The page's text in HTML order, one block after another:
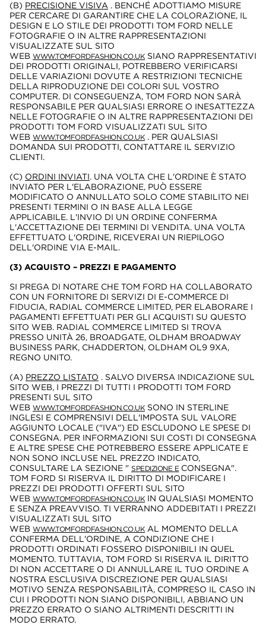
(B) PRECISIONE VISIVA . BENCHÉ ADOTTIAMO MISURE
PER CERCARE DI GARANTIRE CHE LA COLORAZIONE, IL
DESIGN E LO STILE DEI PRODOTTI TOM FORD NELLE
FOTOGRAFIE O IN ALTRE RAPPRESENTAZIONI
VISUALIZZATE SUL SITO
WEB WWW.TOMFORDFASHION.CO.UK SIANO RAPPRESENTATIVI
DEI PRODOTTI ORIGINALI, POTREBBERO VERIFICARSI
DELLE VARIAZIONI DOVUTE A RESTRIZIONI TECNICHE
DELLA RIPRODUZIONE DEI COLORI SUL VOSTRO
COMPUTER. DI CONSEGUENZA, TOM FORD NON SARÀ
RESPONSABILE PER QUALSIASI ERRORE O INESATTEZZA
NELLE FOTOGRAFIE O IN ALTRE RAPPRESENTAZIONI DEI
PRODOTTI TOM FORD VISUALIZZATI SUL SITO
WEB WWW.TOMFORDFASHION.CO.UK . PER QUALSIASI
DOMANDA SUI PRODOTTI, CONTATTARE IL SERVIZIO
CLIENTI.
(C) ORDINI INVIATI. UNA VOLTA CHE L'ORDINE È STATO
INVIATO PER L'ELABORAZIONE, PUÒ ESSERE
MODIFICATO O ANNULLATO SOLO COME STABILITO NEI
PRESENTI TERMINI O IN BASE ALLA LEGGE
APPLICABILE. L'INVIO DI UN ORDINE CONFERMA
L'ACCETTAZIONE DEI TERMINI DI VENDITA. UNA VOLTA
EFFETTUATO L'ORDINE, RICEVERAI UN RIEPILOGO
DELL'ORDINE VIA E-MAIL.
(3) ACQUISTO – PREZZI E PAGAMENTO
SI PREGA DI NOTARE CHE TOM FORD HA COLLABORATO
CON UN FORNITORE DI SERVIZI DI E-COMMERCE DI
FIDUCIA, RADIAL COMMERCE LIMITED, PER ELABORARE I
PAGAMENTI EFFETTUATI PER GLI ACQUISTI SU QUESTO
SITO WEB. RADIAL COMMERCE LIMITED SI TROVA
PRESSO UNITÀ 26, BROADGATE, OLDHAM BROADWAY
BUSINESS PARK, CHADDERTON, OLDHAM OL9 9XA,
REGNO UNITO.
(A) PREZZO LISTATO . SALVO DIVERSA INDICAZIONE SUL
SITO WEB, I PREZZI DI TUTTI I PRODOTTI TOM FORD
PRESENTI SUL SITO
WEB WWW.TOMFORDFASHION.CO.UK SONO IN STERLINE
INGLESI E COMPRENSIVI DELL'IMPOSTA SUL VALORE
AGGIUNTO LOCALE ("IVA") ED ESCLUDONO LE SPESE DI
CONSEGNA. PER INFORMAZIONI SUI COSTI DI CONSEGNA
E ALTRE SPESE CHE POTREBBERO ESSERE APPLICATE E
NON SONO INCLUSE NEL PREZZO INDICATO,
CONSULTARE LA SEZIONE " SPEDIZIONE ECONSEGNA".
TOM FORD SI RISERVA IL DIRITTO DI MODIFICARE I
PREZZI DEI PRODOTTI OFFERTI SUL SITO
WEB WWW.TOMFORDFASHION.CO.UK IN QUALSIASI MOMENTO
E SENZA PREAVVISO. TI VERRANNO ADDEBITATI I PREZZI
VISUALIZZATI SUL SITO
WEB WWW.TOMFORDFASHION.CO.UK AL MOMENTO DELLA
CONFERMA DELL'ORDINE, A CONDIZIONE CHE I
PRODOTTI ORDINATI FOSSERO DISPONIBILI IN QUEL
MOMENTO. TUTTAVIA, TOM FORD SI RISERVA IL DIRITTO
DI NON ACCETTARE O DI ANNULLARE IL TUO ORDINE A
NOSTRA ESCLUSIVA DISCREZIONE PER QUALSIASI
MOTIVO SENZA RESPONSABILITÀ, COMPRESO IL CASO IN
CUI I PRODOTTI NON SIANO DISPONIBILI, ABBIANO UN
PREZZO ERRATO O SIANO ALTRIMENTI DESCRITTI IN
MODO ERRATO.